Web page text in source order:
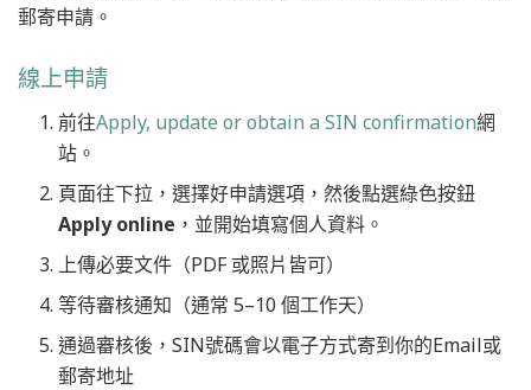
郵寄申請。
線上申請
前往Apply, update or obtain a SIN confirmation網
站。
頁面往下拉，選擇好申請選項，然後點選綠色按鈕
Apply online ，並開始填寫個人資料。
上傳必要文件（PDF 或照片皆可）
等待審核通知（通常 5–10 個工作天）
通過審核後，SIN號碼會以電子方式寄到你的Email或
郵寄地址